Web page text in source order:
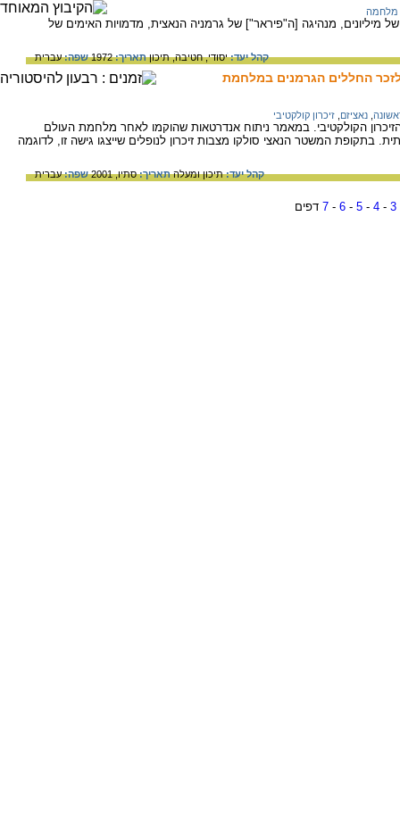
מלחמה
מיליונים, מנהיגה [ה"פיראר"] של גרמניה הנאצית, מדמויות האימים של
קהל יעד:יסודי,חטיבה,תיכוןתאריך:1972 שפה:עברית
החללים הגרמנים במלחמת
נאציזם זיכרון קולקטיבי
הקולקטיבי. במאמר ניתוח אנדרטאות שהוקמו לאחר מלחמת העולם
בתקופת המשטר הנאצי סולקו מצבות זיכרון לנופלים שייצגו גישה זו, לדוגמה
קהל יעד:תיכון ומעלהתאריך:סתיו, 2001 שפה:עברית
3
-
4
-
5
-
6
-
7 דפים